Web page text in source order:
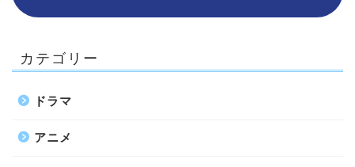
カテゴリー
ドラマ
アニメ